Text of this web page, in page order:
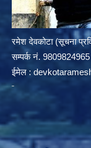
रमेश देवकोटा (सूचना
सम्पर्क न‌ं. 9809824965
ईमेल :